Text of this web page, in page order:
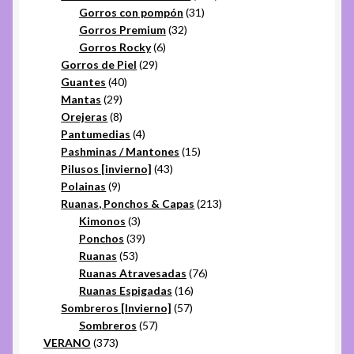
Gorros con pompón 3131
Gorros Premium 3232
Gorros Rocky 66
Gorros de Piel 2929
Guantes 4040
Mantas 2929
productos
Orejeras 88
productos
Pantumedias 44
productos
Pashminas / Mantones 1515
Pilusos [invierno] 4343
Polainas 99
productos
Ruanas, Ponchos & Capas 213213
Kimonos 33
productos
Ponchos 3939
Ruanas 5353
productos
Ruanas Atravesadas 7676
Ruanas Espigadas 1616
productos
Sombreros [Invierno] 5757
Sombreros 5757
VERANO 373373